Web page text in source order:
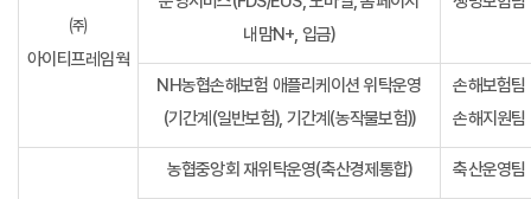
㈜
아이티프레임웍
내맘N+, 입금)
NH농협손해보험 애플리케이션 위탁운영
(기간계(일반보험), 기간계(농작물보험))
손해보험팀
손해지원팀
농협중앙회 재위탁운영(축산경제통합) 축산운영팀